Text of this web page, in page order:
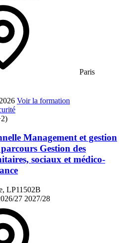
Paris
Voir la formation
Management et gestion
Gestion des
sociaux et médico-
LP11502B
27 2027/28